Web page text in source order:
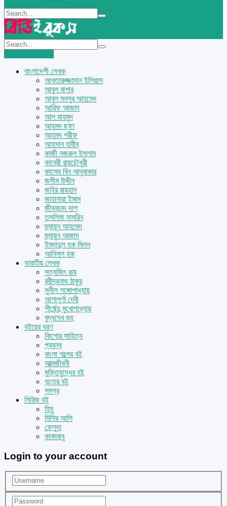
বাংলাদেশী লেখক
আখতারুজ্জামান ইলিয়াস
আবুল বাশার
আবুল মনসুর আহমেদ
আরিফ আজাদ
আল মাহমুদ
আহমদ ছফা
আহমদ শরীফ
আহসান হাবীব
কাজী নজরুল ইসলাম
কাবেরী রায়চৌধুরী
কাসেম বিন আবুবাকার
জসীম উদ্দীন
জহির রায়হান
জাহানারা ইমাম
জীবনানন্দ দাশ
তসলিমা নাসরিন
হুমায়ূন আহমেদ
হুমায়ুন আজাদ
ইমদাদুল হক মিলন
আনিসুল হক
ভারতীয় লেখক
সত্যজিৎ রায়
রবীন্দ্রনাথ ঠাকুর
সুনীল গঙ্গোপাধ্যায়
আশাপূর্ণা দেবী
শীর্ষেন্দু মুখোপাধ্যায়
বুদ্ধদেব গুহ
বইয়ের ধরণ
কিশোর সাহিত্য
প্রবন্ধ
বাংলা গল্পের বই
আত্মজীবনী
মুক্তিযুদ্ধের বই
ভূতের বই
সমগ্র
সিরিজ বই
হিমু
মিসির আলি
ফেলুদা
কাকাবাবু
Login to your account